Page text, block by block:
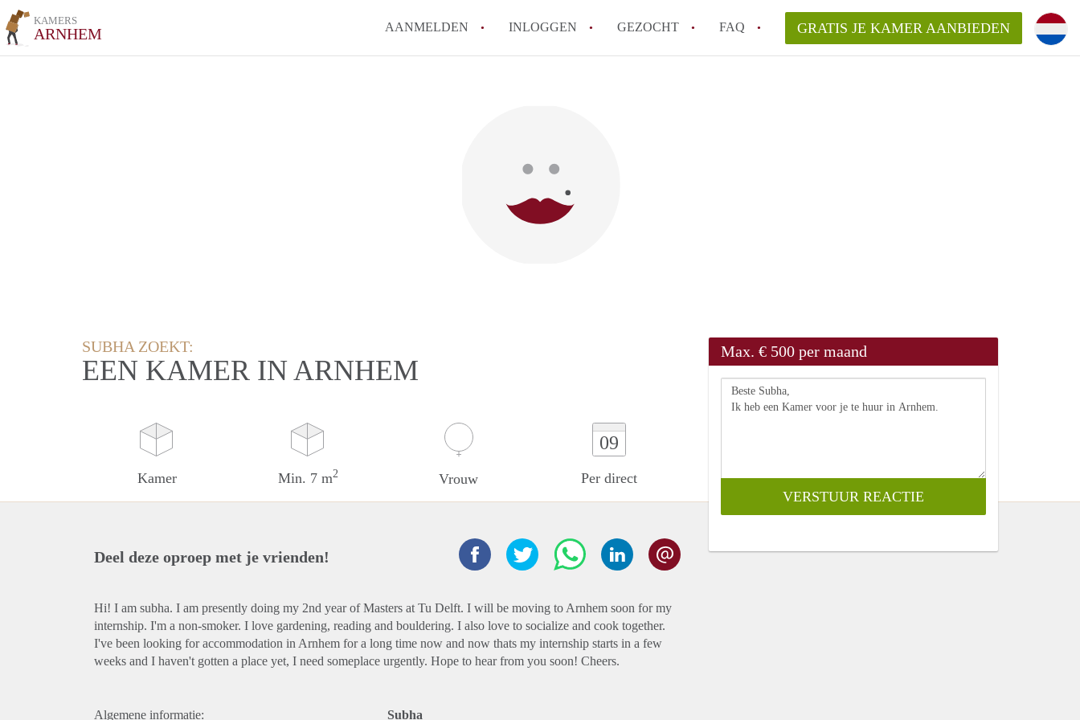
KAMERS
ARNHEM AANMELDEN INLOGGEN GEZOCHT FAQ GRATIS JE KAMER AANBIEDEN
SUBHA ZOEKT:
EEN KAMER IN ARNHEM
Kamer Min. 7 m2 Vrouw
09
Per direct
Max. € 500 per maand
Deel deze oproep met je vrienden!
Hi! I am subha. I am presently doing my 2nd year of Masters at Tu Delft. I will be moving to Arnhem soon for my
internship. I'm a non-smoker. I love gardening, reading and bouldering. I also love to socialize and cook together.
I've been looking for accommodation in Arnhem for a long time now and now thats my internship starts in a few
weeks and I haven't gotten a place yet, I need someplace urgently. Hope to hear from you soon! Cheers.
Algemene informatie: Subha